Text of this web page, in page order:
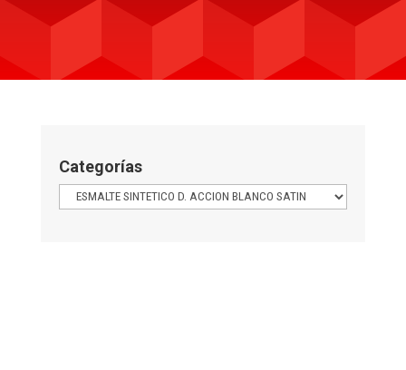
Categorías